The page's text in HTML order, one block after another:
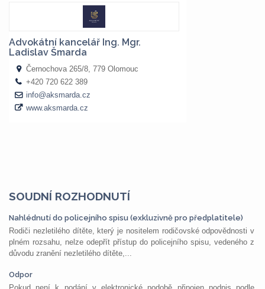
SOUDNÍ ROZHODNUTÍ
Nahlédnutí do policejního spisu (exkluzivně pro předplatitele)
Rodiči nezletilého dítěte, který je nositelem rodičovské odpovědnosti v
plném rozsahu, nelze odepřít přístup do policejního spisu, vedeného z
důvodu zranění nezletilého dítěte,...
Odpor